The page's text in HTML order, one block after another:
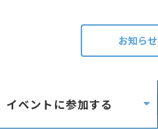
お知らせ
イベントに参加する